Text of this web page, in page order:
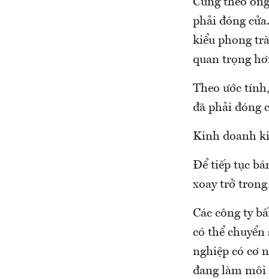
Cũng theo
phải đóng
kiểu phong
quan trọng
Theo ước
đã phải đóng
Kinh doanh
Để tiếp tục
xoay trở
Các công ty
có thể
nghiệp có cơ
đang làm môi